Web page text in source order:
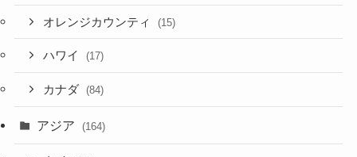
オレンジカウンティ (15)
ハワイ (17)
カナダ (84)
アジア (164)